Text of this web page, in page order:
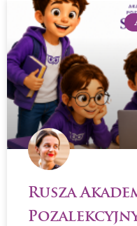
Rusza